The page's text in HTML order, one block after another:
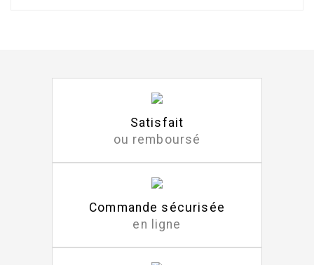
Satisfait
ou remboursé
Commande sécurisée
en ligne